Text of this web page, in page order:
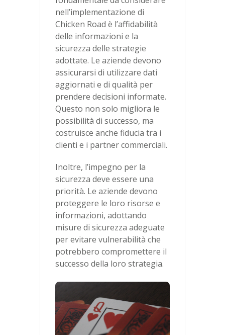
nell’implementazione di
Chicken Road è l’affidabilità
delle informazioni e la
sicurezza delle strategie
adottate. Le aziende devono
assicurarsi di utilizzare dati
aggiornati e di qualità per
prendere decisioni informate.
Questo non solo migliora le
possibilità di successo, ma
costruisce anche fiducia tra i
clienti e i partner commerciali.
Inoltre, l’impegno per la
sicurezza deve essere una
priorità. Le aziende devono
proteggere le loro risorse e
informazioni, adottando
misure di sicurezza adeguate
per evitare vulnerabilità che
potrebbero compromettere il
successo della loro strategia.